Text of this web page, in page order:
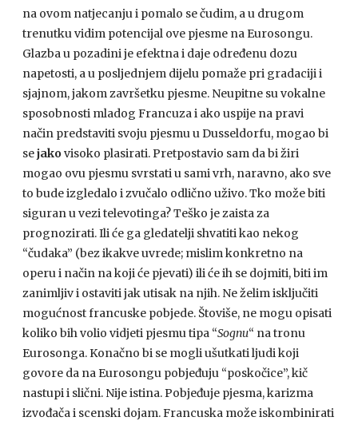
na ovom natjecanju i pomalo se čudim, a u drugom
trenutku vidim potencijal ove pjesme na Eurosongu.
Glazba u pozadini je efektna i daje određenu dozu
napetosti, a u posljednjem dijelu pomaže pri gradaciji i
sjajnom, jakom završetku pjesme. Neupitne su vokalne
sposobnosti mladog Francuza i ako uspije na pravi
način predstaviti svoju pjesmu u Dusseldorfu, mogao bi
sejakovisoko plasirati. Pretpostavio sam da bi žiri
mogao ovu pjesmu svrstati u sami vrh, naravno, ako sve
to bude izgledalo i zvučalo odlično uživo. Tko može biti
siguran u vezi televotinga? Teško je zaista za
prognozirati. Ili će ga gledatelji shvatiti kao nekog
“čudaka” (bez ikakve uvrede; mislim konkretno na
operu i način na koji će pjevati) ili će ih se dojmiti, biti im
zanimljiv i ostaviti jak utisak na njih. Ne želim isključiti
mogućnost francuske pobjede. Štoviše, ne mogu opisati
koliko bih volio vidjeti pjesmu tipa “Sognu“ na tronu
Eurosonga. Konačno bi se mogli ušutkati ljudi koji
govore da na Eurosongu pobjeđuju “poskočice”, kič
nastupi i slični. Nije istina. Pobjeđuje pjesma, karizma
izvođača i scenski dojam. Francuska može iskombinirati